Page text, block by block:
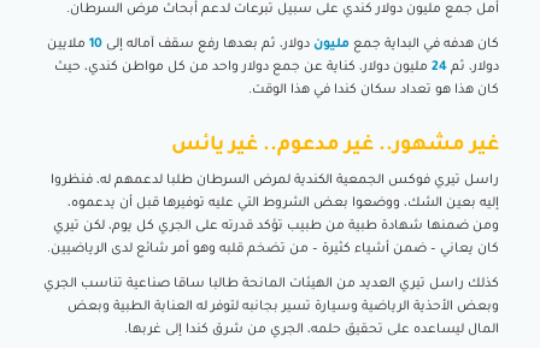
أمل جمع مليون دولار كندي على سبيل تبرعات لدعم أبحاث مرض السرطان.
كان هدفه في البداية جمع مليون دولار، ثم بعدها رفع سقف آماله إلى 10ملايين
دولار، ثم 24مليون دولار، كناية عن جمع دولار واحد من كل مواطن كندي، حيث
كان هذا هو تعداد سكان كندا في هذا الوقت.
غير مشهور.. غير مدعوم.. غير يائس
راسل تيري فوكس الجمعية الكندية لمرض السرطان طلبا لدعمهم له، فنظروا
إليه بعين الشك، ووضعوا بعض الشروط التي عليه توفيرها قبل أن يدعموه،
ومن ضمنها شهادة طبية من طبيب تؤكد قدرته على الجري كل يوم، لكن تيري
كان يعاني – ضمن أشياء كثيرة – من تضخم قلبه وهو أمر شائع لدى الرياضيين.
كذلك راسل تيري العديد من الهيئات المانحة طالبا ساقا صناعية تناسب الجري
وبعض الأحذية الرياضية وسيارة تسير بجانبه لتوفر له العناية الطبية وبعض
المال ليساعده على تحقيق حلمه، الجري من شرق كندا إلى غربها.